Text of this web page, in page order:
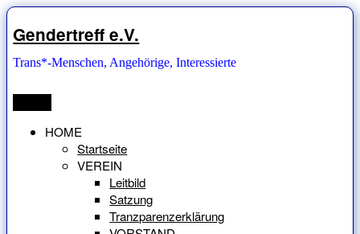
Zum
Inhalt
springen
Gendertreff e.V.
Trans*-Menschen, Angehörige, Interessierte
HOME
Startseite
VEREIN
Leitbild
Satzung
Tranzparenzerklärung